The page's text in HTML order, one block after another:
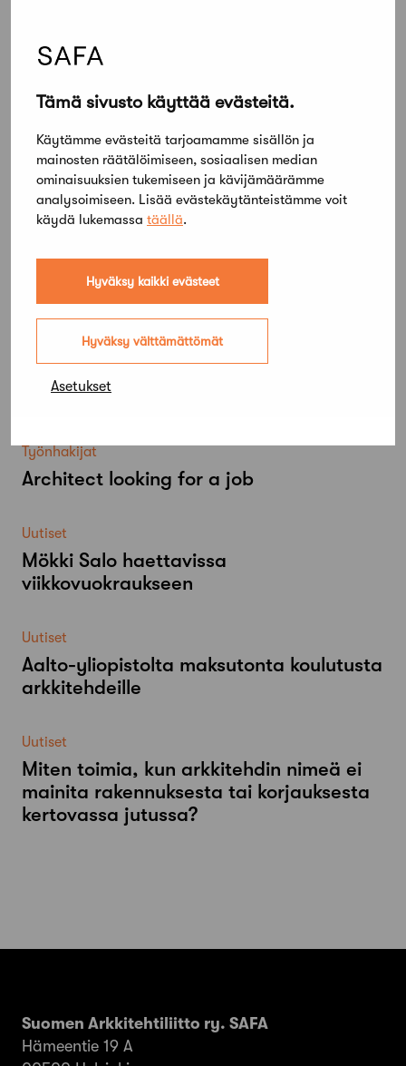
Tämä sivusto käyttää evästeitä.
Käytämme evästeitä tarjoamamme sisällön ja
mainosten räätälöimiseen, sosiaalisen median
ominaisuuksien tukemiseen ja kävijämäärämme
analysoimiseen. Lisää evästekäytänteistämme voit
käydä lukemassa täällä.
Hyväksy kaikki evästeet
Hyväksy välttämättömät
Asetukset
Vuoden arkkitehtuuripalkinnon jako,
Jaa artikkeli
Lue lisää
Työnhakijat
Architect looking for a job
Uutiset
Mökki Salo haettavissa
viikkovuokraukseen
Uutiset
Aalto-​yliopistolta maksutonta koulutusta
arkkitehdeille
Uutiset
Miten toimia, kun arkkitehdin nimeä ei
mainita rakennuksesta tai korjauksesta
kertovassa jutussa?
Suomen Arkkitehtiliitto ry. SAFA
Hämeentie 19 A